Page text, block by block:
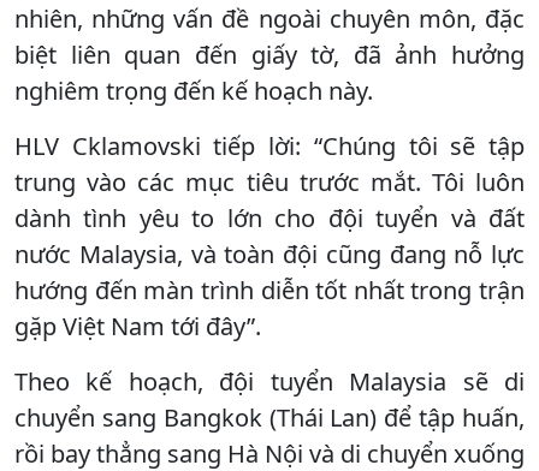
nhiên, những vấn đề ngoài chuyên môn, đặc
biệt liên quan đến giấy tờ, đã ảnh hưởng
nghiêm trọng đến kế hoạch này.
HLV Cklamovski tiếp lời: “Chúng tôi sẽ tập
trung vào các mục tiêu trước mắt. Tôi luôn
dành tình yêu to lớn cho đội tuyển và đất
nước Malaysia, và toàn đội cũng đang nỗ lực
hướng đến màn trình diễn tốt nhất trong trận
gặp Việt Nam tới đây”.
Theo kế hoạch, đội tuyển Malaysia sẽ di
chuyển sang Bangkok (Thái Lan) để tập huấn,
rồi bay thẳng sang Hà Nội và di chuyển xuống